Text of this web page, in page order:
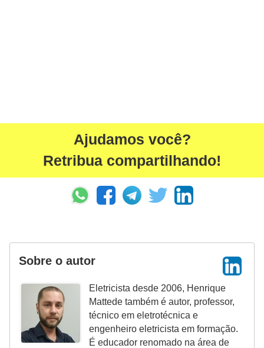
Ajudamos você?
Retribua compartilhando!
Sobre o autor
Eletricista desde 2006, Henrique
Mattede também é autor, professor,
técnico em eletrotécnica e
engenheiro eletricista em formação.
É educador renomado na área de
s
t
o
m